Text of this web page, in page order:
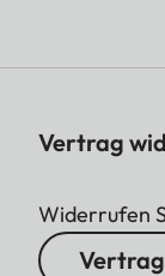
Vertrag
Widerrufen